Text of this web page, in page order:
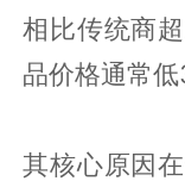
相比传统商
品价格通常低
其核心原因